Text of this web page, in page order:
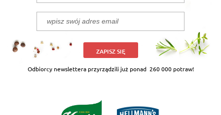
ZAPISZ SIĘ
Odbiorcy newslettera przyrządzili już ponad 260 000 potraw!